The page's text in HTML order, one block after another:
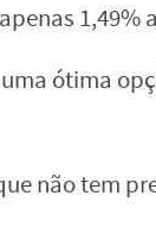
1,49%
ótima
não tem